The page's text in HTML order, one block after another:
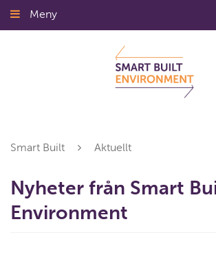
Gå
till
Meny
Smart Built Aktuellt
Nyheter från Smart
Environment